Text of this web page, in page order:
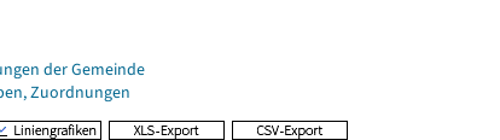
der Gemeinde
Zuordnungen